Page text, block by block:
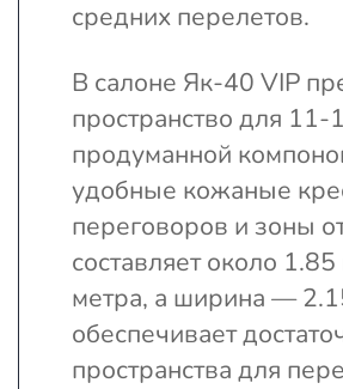
средних перелетов.
В салоне Як-40 VIP
пространство для
продуманной
удобные кожаные
переговоров и зоны
составляет около
метра, а ширина —
обеспечивает
пространства для